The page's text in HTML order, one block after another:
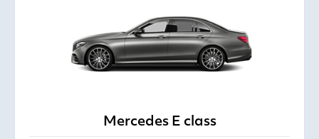
Mercedes E class